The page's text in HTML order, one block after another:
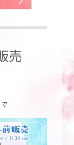
売